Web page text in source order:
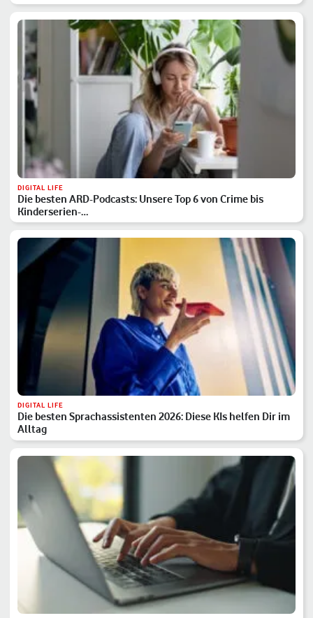
DIGITAL LIFE
Die besten ARD-Podcasts: Unsere Top 6 von Crime bis
Kinderserien-…
DIGITAL LIFE
Die besten Sprachassistenten 2026: Diese KIs helfen Dir im
Alltag